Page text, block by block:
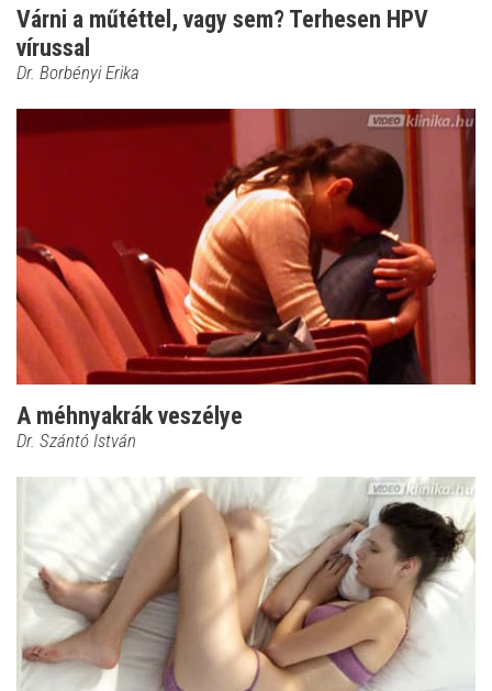
Várni a műtéttel, vagy sem? Terhesen HPV
vírussal
Dr. Borbényi Erika
A méhnyakrák veszélye
Dr. Szántó István